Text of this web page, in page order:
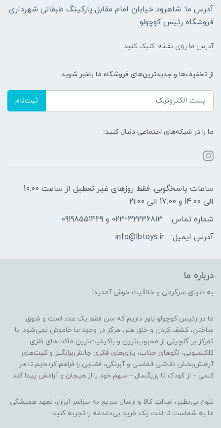
آدرس ما: شاهرود خیابان امام مقابل پارکینگ طبقاتی شهرداری
فروشگاه رئیس کوچولو
آدرس ما روی نقشه: کلیک کنید
از تخفیف‌ها و جدیدترین‌های فروشگاه ما باخبر شوید:
ثبت‌نام
ما را در شبکه‌های اجتماعی دنبال کنید:
ساعات پاسخگویی: فقط روزهای غیر تعطیل از ساعت 10:00
الی 14:00 و 17:00 الی 21:00
شماره تماس:
023-32236813 و 09198551429
آدرس ایمیل:
info@lbtoys.ir
درباره ما
به دنیای سرگرمی و خلاقیت خوش آمدید!
ما در رئیس کوچولو باور داریم که سن فقط یک عدد است و شوقِ
ساختن، کشف کردن و خلق هنر، هرگز در وجود ما خاموش نمی‌شود. با
تمرکز بر گلچینی از محبوب‌ترین و باکیفیت‌ترین ماکت‌های فلزی
کلکسیونی، لگوهای جذاب، بازی‌های فکری چالش‌برانگیز و کیت‌های
آرامش‌بخش نقاشی الماسی و آبرنگی، فضایی را فراهم کرده‌ایم تا هر
کسی – از کودک تا بزرگسال – سهم خود را از هیجان و آرامش پیدا کند.
تنوع بی‌نظیر، اصالت کالا و ارسال سریع به سراسر ایران، تعهد همیشگی
ما به شماست تا لذت یک خرید بی‌دغدغه را تجربه کنید.